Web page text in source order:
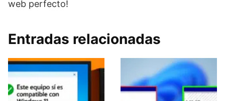
web perfecto!
Entradas relacionadas